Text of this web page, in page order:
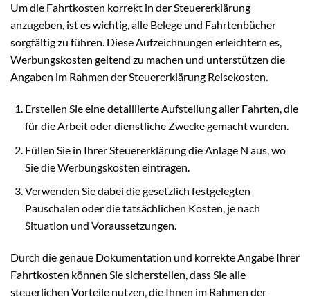
Um die Fahrtkosten korrekt in der Steuererklärung
anzugeben, ist es wichtig, alle Belege und Fahrtenbücher
sorgfältig zu führen. Diese Aufzeichnungen erleichtern es,
Werbungskosten geltend zu machen und unterstützen die
Angaben im Rahmen der Steuererklärung Reisekosten.
Erstellen Sie eine detaillierte Aufstellung aller Fahrten, die
für die Arbeit oder dienstliche Zwecke gemacht wurden.
Füllen Sie in Ihrer Steuererklärung die Anlage N aus, wo
Sie die Werbungskosten eintragen.
Verwenden Sie dabei die gesetzlich festgelegten
Pauschalen oder die tatsächlichen Kosten, je nach
Situation und Voraussetzungen.
Durch die genaue Dokumentation und korrekte Angabe Ihrer
Fahrtkosten können Sie sicherstellen, dass Sie alle
steuerlichen Vorteile nutzen, die Ihnen im Rahmen der